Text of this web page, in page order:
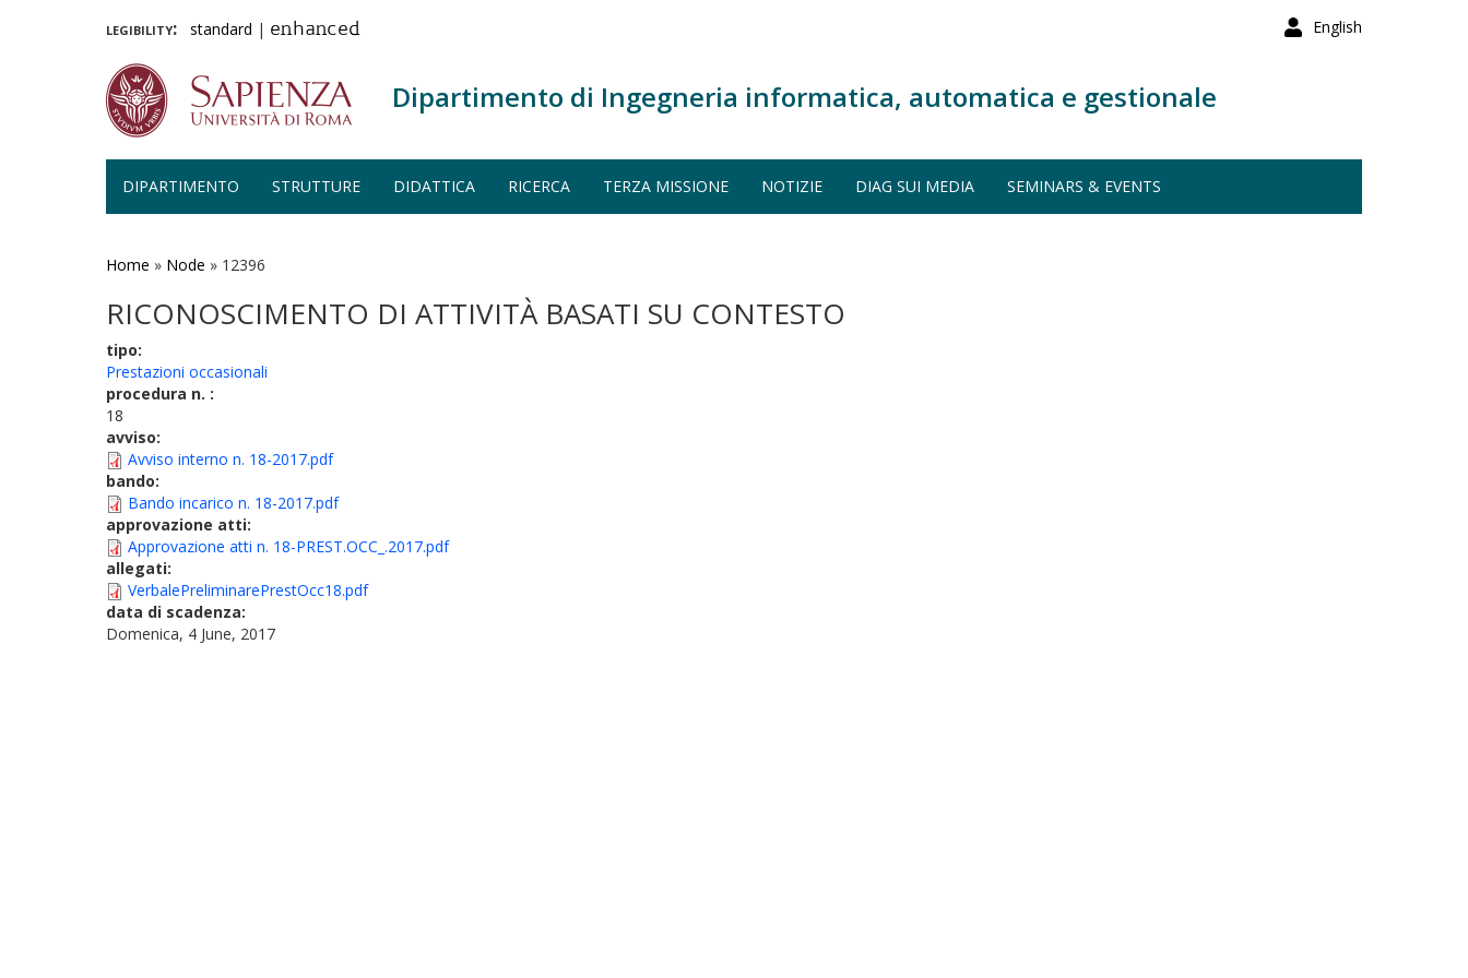
English
legibility: standard | enhanced
Dipartimento di Ingegneria informatica, automatica e gestionale
DIPARTIMENTO STRUTTURE DIDATTICA RICERCA TERZA MISSIONE NOTIZIE DIAG SUI MEDIA SEMINARS & EVENTS
Home » Node » 12396
RICONOSCIMENTO DI ATTIVITÀ BASATI SU CONTESTO
tipo:
Prestazioni occasionali
procedura n. :
18
avviso:
Avviso interno n. 18-2017.pdf
bando:
Bando incarico n. 18-2017.pdf
approvazione atti:
Approvazione atti n. 18-PREST.OCC_.2017.pdf
allegati:
VerbalePreliminarePrestOcc18.pdf
data di scadenza:
Domenica, 4 June, 2017